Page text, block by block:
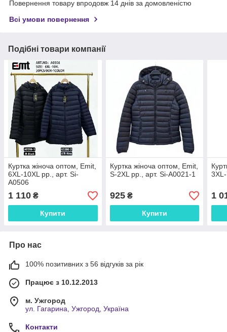
Повернення товару впродовж 14 днів за домовленістю
Всі умови повернення
Подібні товари компанії
Куртка жіноча оптом, Emit,
6XL-10XL рр., арт. Si-
A0506
1 110 ₴
Купити
Куртка жіноча оптом, Emit,
S-2XL рр., арт. Si-A0021-1
925₴
Купити
1
Про нас
100% позитивних з 56 відгуків за рік
Працює з 10.12.2013
м. Ужгород
ул. Гагарина, Ужгород, Україна
Контакти